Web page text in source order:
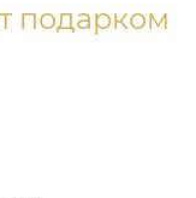
подарком